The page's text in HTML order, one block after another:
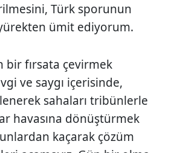
Türk sporunun
ümit ediyorum.
fırsata çevirmek
ve saygı içerisinde,
sahaları tribünlerle
havasına dönüştürmek
kaçarak çözüm